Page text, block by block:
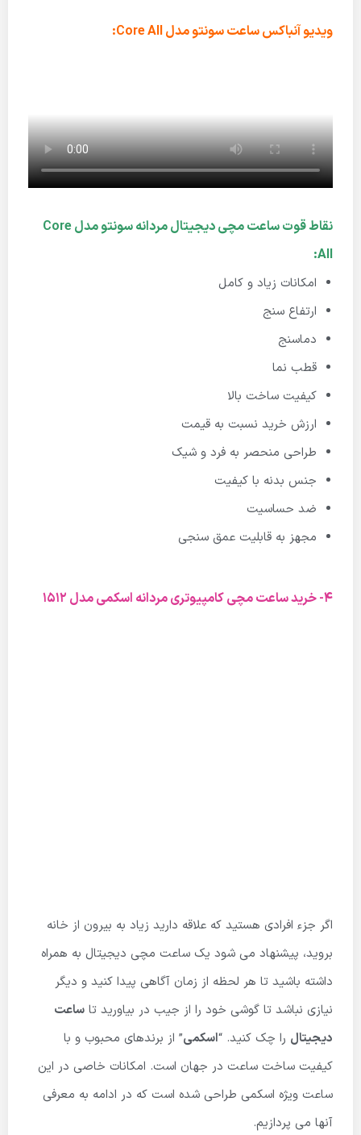
ویدیو آنباکس ساعت سونتو مدل Core All:
نقاط قوت ساعت مچی دیجیتال مردانه سونتو مدل Core
All:
امکانات زیاد و کامل
ارتفاع سنج
دماسنج
قطب نما
کیفیت ساخت بالا
ارزش خرید نسبت به قیمت
طراحی منحصر به فرد و شیک
جنس بدنه با کیفیت
ضد حساسیت
مجهز به قابلیت عمق سنجی
4- خرید ساعت مچی کامپیوتری مردانه اسکمی مدل 1512
اگر جزء افرادی هستید که علاقه دارید زیاد به بیرون از خانه
بروید، پیشنهاد می شود یک ساعت مچی دیجیتال به همراه
داشته باشید تا هر لحظه از زمان آگاهی پیدا کنید و دیگر
نیازی نباشد تا گوشی خود را از جیب در بیاورید تا ساعت
دیجیتال را چک کنید. “اسکمی” از برندهای محبوب و با
کیفیت ساخت ساعت در جهان است. امکانات خاصی در این
ساعت ویژه اسکمی طراحی شده است که در ادامه به معرفی
آنها می پردازیم.